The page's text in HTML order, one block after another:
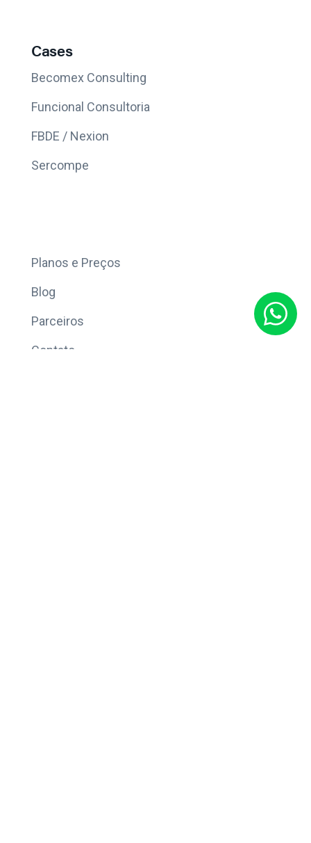
Cases
Becomex Consulting
Funcional Consultoria
FBDE / Nexion
Sercompe
Planos e Preços
Blog
Parceiros
Contato